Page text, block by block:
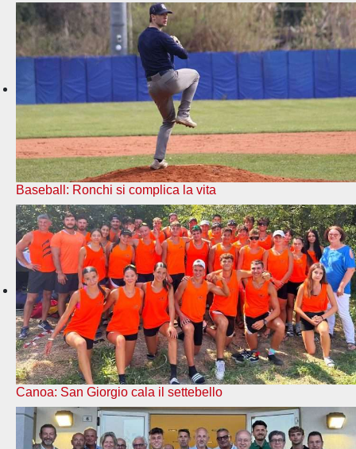
Baseball: Ronchi si complica la vita
Canoa: San Giorgio cala il settebello